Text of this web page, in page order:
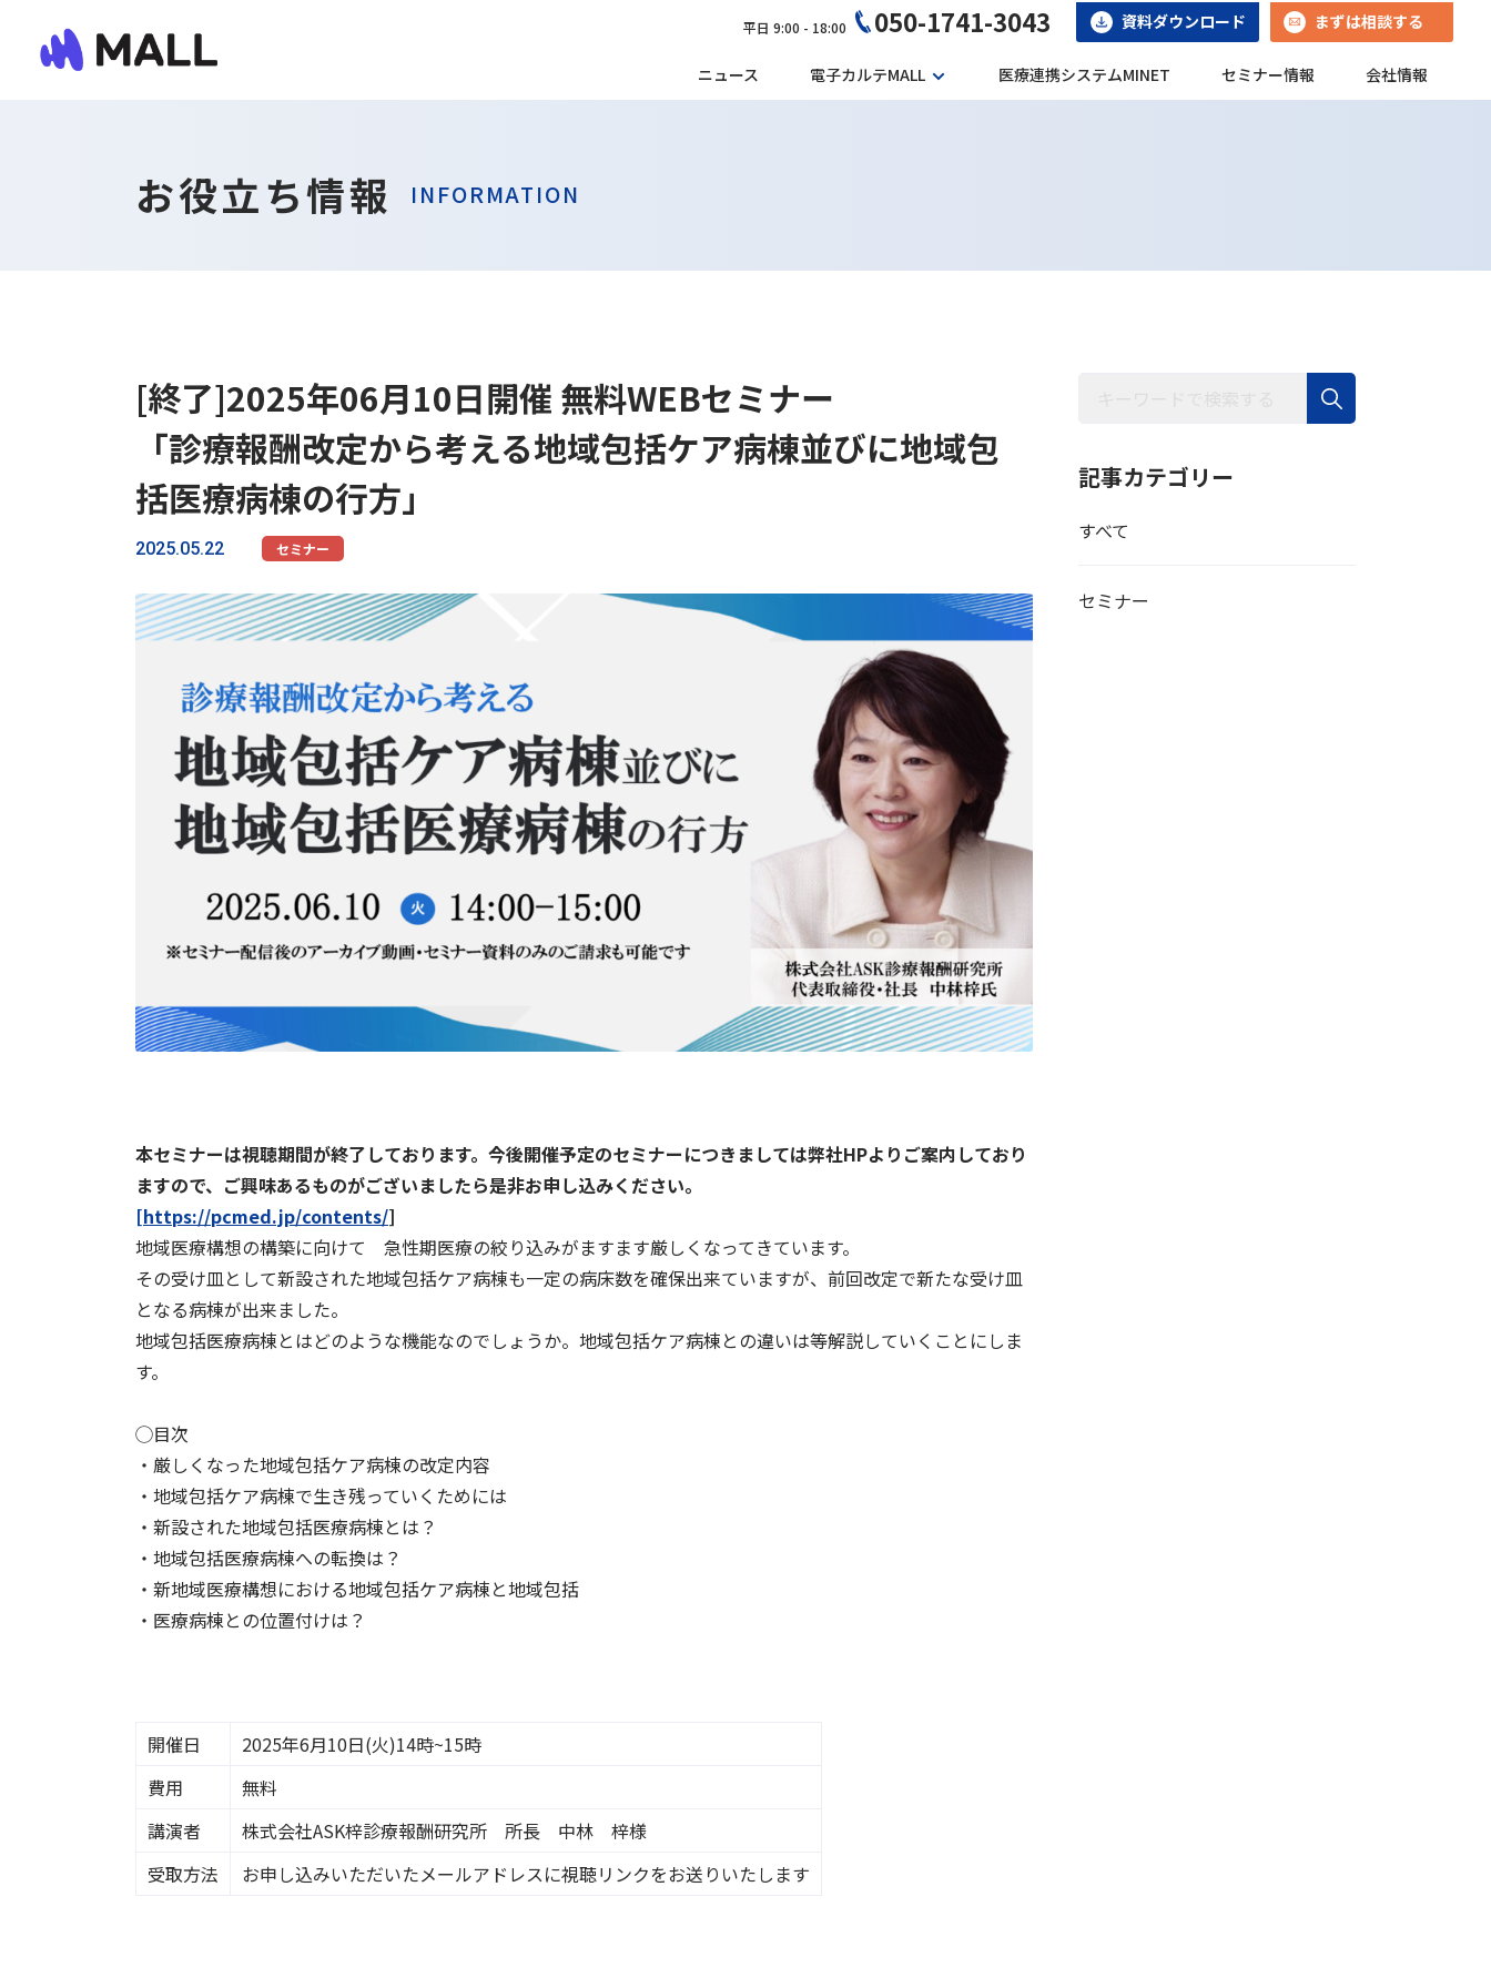
平日 9:00 - 18:00 050-1741-3043 資料ダウンロード まずは相談する
ニュース 電子カルテMALL 医療連携システムMINET セミナー情報 会社情報
お役立ち情報 INFORMATION
[終了]2025年06月10日開催 無料WEBセミナー
「診療報酬改定から考える地域包括ケア病棟並びに地域包
括医療病棟の行方」
2025.05.22 セミナー
本セミナーは視聴期間が終了しております。今後開催予定のセミナーにつきましては弊社HPよりご案内しており
ますので、ご興味あるものがございましたら是非お申し込みください。
[https://pcmed.jp/contents/]
地域医療構想の構築に向けて 急性期医療の絞り込みがますます厳しくなってきています。
その受け皿として新設された地域包括ケア病棟も一定の病床数を確保出来ていますが、前回改定で新たな受け皿
となる病棟が出来ました。
地域包括医療病棟とはどのような機能なのでしょうか。地域包括ケア病棟との違いは等解説していくことにしま
す。
◯目次
・厳しくなった地域包括ケア病棟の改定内容
・地域包括ケア病棟で生き残っていくためには
・新設された地域包括医療病棟とは？
・地域包括医療病棟への転換は？
・新地域医療構想における地域包括ケア病棟と地域包括
・医療病棟との位置付けは？
開催日
2025年6月10日(火)14時~15時
費用
無料
講演者
株式会社ASK梓診療報酬研究所 所長 中林 梓様
受取方法
お申し込みいただいたメールアドレスに視聴リンクをお送りいたします
記事カテゴリー
すべて
セミナー